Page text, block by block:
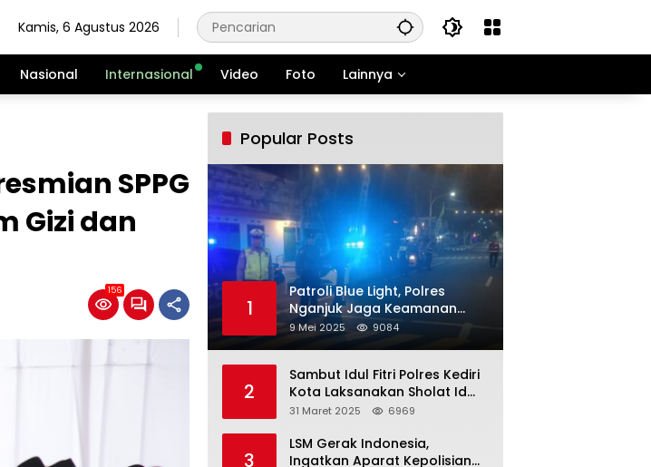
Kamis, 6 Agustus 2026
Nasional Internasional Video Foto Lainnya
SPPG
Gizi dan
156
Popular Posts
1
Patroli Blue Light, Polres
Nganjuk Jaga Keamanan
Jelang Long Weekend
9 Mei 2025 9084
2
Sambut Idul Fitri Polres Kediri
Kota Laksanakan Sholat Id
dan Gelar Halalbihalal
31 Maret 2025 6969
3
LSM Gerak Indonesia,
Ingatkan Aparat Kepolisian